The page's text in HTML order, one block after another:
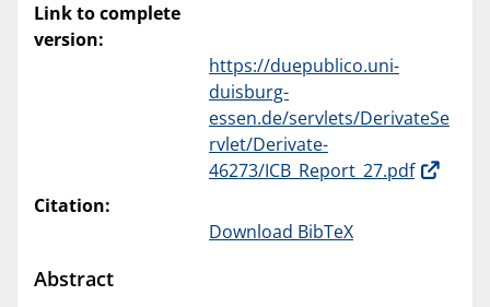
Link to complete
version:
https://duepublico.uni-
duisburg-
essen.de/servlets/DerivateSe
rvlet/Derivate-
46273/ICB_Report_27.pdf
Citation:
Download BibTeX
Abstract